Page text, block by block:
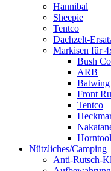
Hannibal
Sheepie
Tentco
Dachzelt-
Markisen für
Bush
ARB
Batwing
Front
Tentco
Nützliches/Camping
Anti-Rutsch-